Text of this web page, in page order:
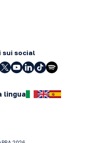
sui social
lingua